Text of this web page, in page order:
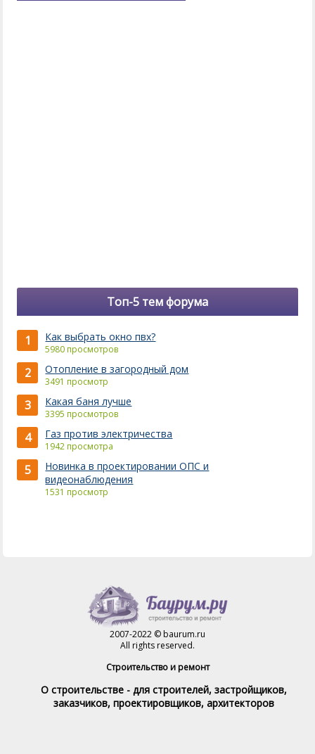
Топ-5 тем форума
1 Как выбрать окно пвх?
5980 просмотров
2 Отопление в загородный дом
3491 просмотр
3 Какая баня лучше
3395 просмотров
4 Газ против электричества
1942 просмотра
5
Новинка в проектировании ОПС и
видеонаблюдения
1531 просмотр
2007-2022 © baurum.ru
All rights reserved.
Строительство и ремонт
О строительстве - для строителей, застройщиков,
заказчиков, проектировщиков, архитекторов